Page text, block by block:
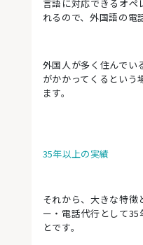
言語に対応できるオペ
れるので、外国語の電
外国人が多く住んでい
がかかってくるという
ます。
35年以上の実績
それから、大きな特徴
ー・電話代行として
とです。